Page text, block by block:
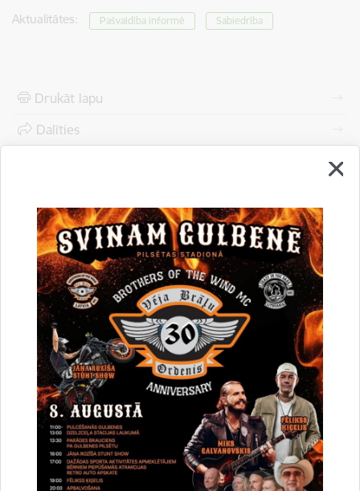
Aktualitātes: Pašvaldība informē Sabiedrība
Drukāt lapu
Dalīties
Vai šī informācija bija noderīga?
Sniegt atsauksmi